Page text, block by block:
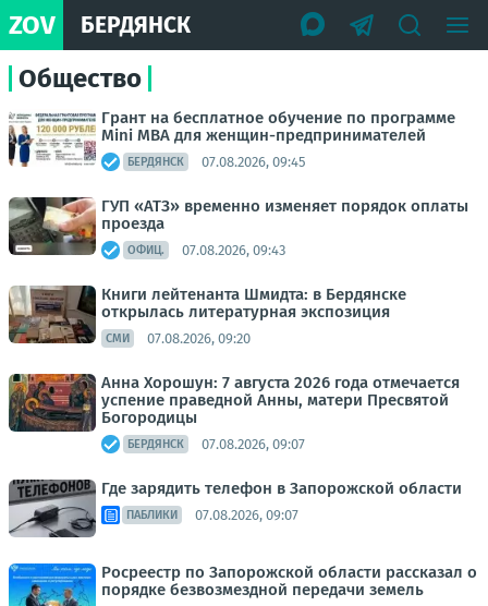
ZOV БЕРДЯНСК
Общество
Грант на бесплатное обучение по программе
Mini MBA для женщин-предпринимателей
БЕРДЯНСК 07.08.2026, 09:45
ГУП «АТЗ» временно изменяет порядок оплаты
проезда
ОФИЦ. 07.08.2026, 09:43
Книги лейтенанта Шмидта: в Бердянске
открылась литературная экспозиция
СМИ 07.08.2026, 09:20
Анна Хорошун: 7 августа 2026 года отмечается
успение праведной Анны, матери Пресвятой
Богородицы
БЕРДЯНСК 07.08.2026, 09:07
Где зарядить телефон в Запорожской области
ПАБЛИКИ 07.08.2026, 09:07
Росреестр по Запорожской области рассказал о
порядке безвозмездной передачи земель